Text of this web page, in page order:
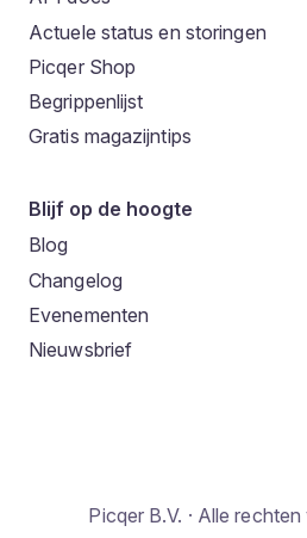
Actuele status en storingen
Picqer Shop
Begrippenlijst
Gratis magazijntips
Blijf op de hoogte
Blog
Changelog
Evenementen
Nieuwsbrief
Picqer B.V. · Alle